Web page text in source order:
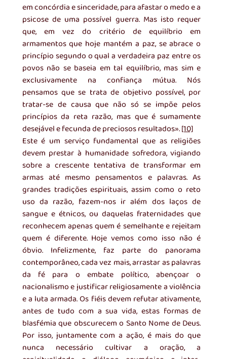
em concórdia e sinceridade, para afastar o medo e a
psicose de uma possível guerra. Mas isto requer
que, em vez do critério de equilíbrio em
armamentos que hoje mantém a paz, se abrace o
princípio segundo o qual a verdadeira paz entre os
povos não se baseia em tal equilíbrio, mas sim e
exclusivamente na confiança mútua. Nós
pensamos que se trata de objetivo possível, por
tratar-se de causa que não só se impõe pelos
princípios da reta razão, mas que é sumamente
desejável e fecunda de preciosos resultados». [10]
Este é um serviço fundamental que as religiões
devem prestar à humanidade sofredora, vigiando
sobre a crescente tentativa de transformar em
armas até mesmo pensamentos e palavras. As
grandes tradições espirituais, assim como o reto
uso da razão, fazem-nos ir além dos laços de
sangue e étnicos, ou daquelas fraternidades que
reconhecem apenas quem é semelhante e rejeitam
quem é diferente. Hoje vemos como isso não é
óbvio. Infelizmente, faz parte do panorama
contemporâneo, cada vez mais, arrastar as palavras
da fé para o embate político, abençoar o
nacionalismo e justificar religiosamente a violência
e a luta armada. Os fiéis devem refutar ativamente,
antes de tudo com a sua vida, estas formas de
blasfémia que obscurecem o Santo Nome de Deus.
Por isso, juntamente com a ação, é mais do que
nunca necessário cultivar a oração, a